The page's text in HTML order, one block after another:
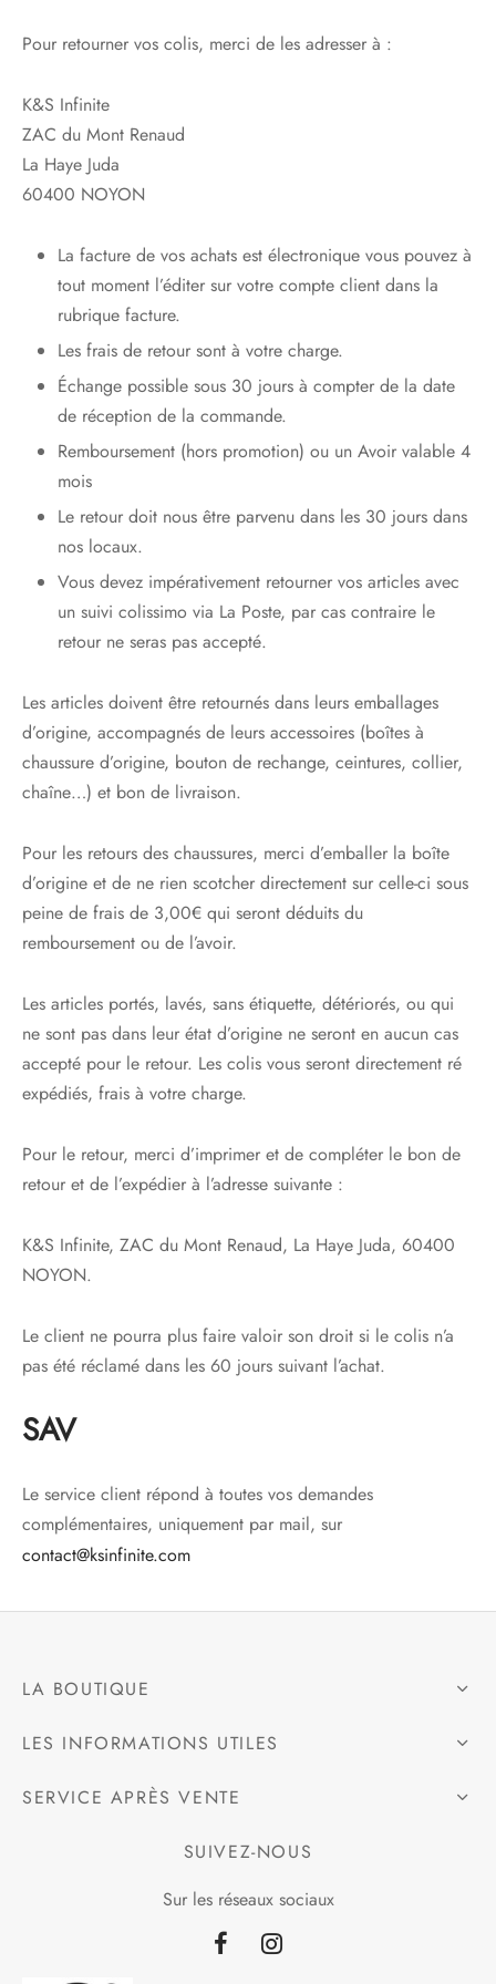
Pour retourner vos colis, merci de les adresser à :
K&S Infinite
ZAC du Mont Renaud
La Haye Juda
60400 NOYON
La facture de vos achats est électronique vous pouvez à
tout moment l’éditer sur votre compte client dans la
rubrique facture.
Les frais de retour sont à votre charge.
Échange possible sous 30 jours à compter de la date
de réception de la commande.
Remboursement (hors promotion) ou un Avoir valable 4
mois
Le retour doit nous être parvenu dans les 30 jours dans
nos locaux.
Vous devez impérativement retourner vos articles avec
un suivi colissimo via La Poste, par cas contraire le
retour ne seras pas accepté.
Les articles doivent être retournés dans leurs emballages
d’origine, accompagnés de leurs accessoires (boîtes à
chaussure d’origine, bouton de rechange, ceintures, collier,
chaîne…) et bon de livraison.
Pour les retours des chaussures, merci d’emballer la boîte
d’origine et de ne rien scotcher directement sur celle-ci sous
peine de frais de 3,00€ qui seront déduits du
remboursement ou de l’avoir.
Les articles portés, lavés, sans étiquette, détériorés, ou qui
ne sont pas dans leur état d’origine ne seront en aucun cas
accepté pour le retour. Les colis vous seront directement ré
expédiés, frais à votre charge.
Pour le retour, merci d’imprimer et de compléter le bon de
retour et de l’expédier à l’adresse suivante :
K&S Infinite, ZAC du Mont Renaud, La Haye Juda, 60400
NOYON.
Le client ne pourra plus faire valoir son droit si le colis n’a
pas été réclamé dans les 60 jours suivant l’achat.
SAV
Le service client répond à toutes vos demandes
complémentaires, uniquement par mail, sur
contact@ksinfinite.com
LA BOUTIQUE
LES INFORMATIONS UTILES
SERVICE APRÈS VENTE
SUIVEZ-NOUS
Sur les réseaux sociaux
Jogging
Combishort
Doudoune, Parka